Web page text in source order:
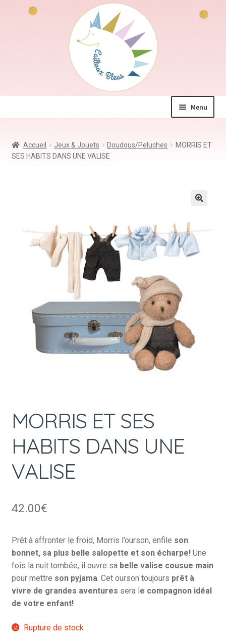
Menu
Jeux & Jouets
Accueil Jeux & Jouets Doudous/Peluches
MORRIS ET
SES HABITS DANS UNE VALISE
MORRIS ET SES
HABITS DANS UNE
VALISE
42.00€
Prêt à affronter le froid, Morris l’ourson, enfile son
bonnet, sa plus belle salopette et son écharpe!Une
fois la nuit tombée, il ouvre sa belle valise cousue main
pour mettre son pyjama. Cet ourson toujours prêt à
vivre de grandes aventures sera le compagnon idéal
de votre enfant!
Rupture de stock